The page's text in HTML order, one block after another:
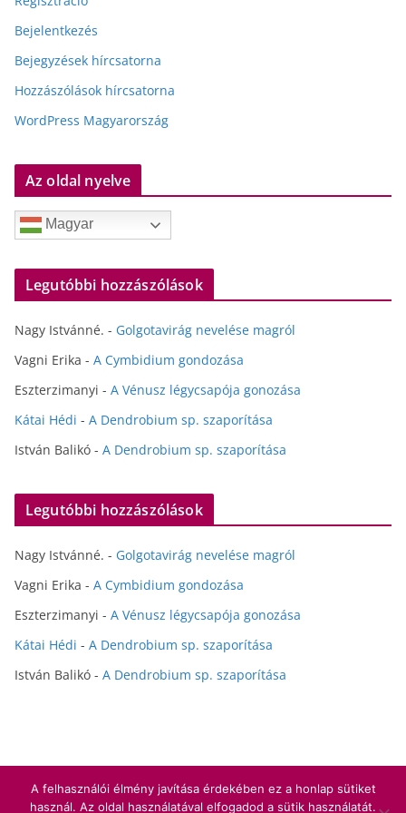
Bejelentkezés
Bejegyzések hírcsatorna
Hozzászólások hírcsatorna
WordPress Magyarország
Az oldal nyelve
Magyar
Legutóbbi hozzászólások
Nagy Istvánné. - Golgotavirág nevelése magról
Vagni Erika - A Cymbidium gondozása
Eszterzimanyi - A Vénusz légycsapója gonozása
Kátai Hédi - A Dendrobium sp. szaporítása
István Balikó - A Dendrobium sp. szaporítása
Legutóbbi hozzászólások
Nagy Istvánné. - Golgotavirág nevelése magról
Vagni Erika - A Cymbidium gondozása
Eszterzimanyi - A Vénusz légycsapója gonozása
Kátai Hédi - A Dendrobium sp. szaporítása
István Balikó - A Dendrobium sp. szaporítása
Copyright © 2026Hédihobbi. All rights reserved.
A felhasználói élmény javítása érdekében ez a honlap sütiket
használ. Az oldal használatával elfogadod a sütik használatát.